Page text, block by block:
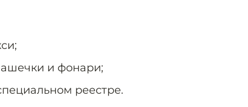
и фонари;
реестре.